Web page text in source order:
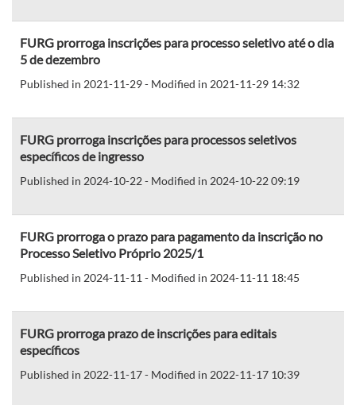
FURG prorroga inscrições para processo seletivo até o dia
5 de dezembro
Published in 2021-11-29 - Modified in 2021-11-29 14:32
FURG prorroga inscrições para processos seletivos
específicos de ingresso
Published in 2024-10-22 - Modified in 2024-10-22 09:19
FURG prorroga o prazo para pagamento da inscrição no
Processo Seletivo Próprio 2025/1
Published in 2024-11-11 - Modified in 2024-11-11 18:45
FURG prorroga prazo de inscrições para editais
específicos
Published in 2022-11-17 - Modified in 2022-11-17 10:39